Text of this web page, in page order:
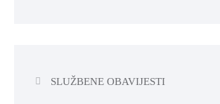
SLUŽBENE OBAVIJESTI